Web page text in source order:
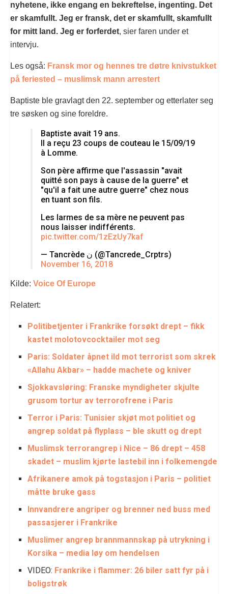
nyhetene, ikke engang en bekreftelse, ingenting. Det
er skamfullt. Jeg er fransk, det er skamfullt, skamfullt
for mitt land. Jeg er forferdet, sier faren under et
intervju.
Les også: Fransk mor og hennes tre døtre knivstukket
på feriested – muslimsk mann arrestert
Baptiste ble gravlagt den 22. september og etterlater seg
tre søsken og sine foreldre.
Baptiste avait 19 ans.
Il a reçu 23 coups de couteau le 15/09/19
à Lomme.
Son père affirme que l'assassin "avait
quitté son pays à cause de la guerre" et
"qu'il a fait une autre guerre" chez nous
en tuant son fils.
Les larmes de sa mère ne peuvent pas
nous laisser indifférents.
pic.twitter.com/1zEzUy7kaf
— Tancrède ن (@Tancrede_Crptrs)
November 16, 2018
Kilde: Voice Of Europe
Relatert:
Politibetjenter i Frankrike forsøkt drept – fikk
kastet molotovcocktailer mot seg
Paris: Soldater åpnet ild mot terrorist som skrek
«Allahu Akbar» – hadde machete og kniver
Sjokkavsløring: Franske myndigheter skjulte
grusom tortur av terrorofrene i Paris
Terror i Paris: Tunisier skjøt mot politiet og
angrep soldat på flyplass – ble skutt og drept
Muslimsk terrorangrep i Nice – 86 drept – 458
skadet – muslim kjørte lastebil inn i folkemengde
Afrikanere amok på togstasjon i Paris – politiet
måtte bruke gass
Innvandrere angriper og brenner ned buss med
passasjerer i Frankrike
Muslimer angrep brannmannskap på utrykning i
Korsika – media løy om hendelsen
VIDEO: Frankrike i flammer: 26 biler satt fyr på i
boligstrøk